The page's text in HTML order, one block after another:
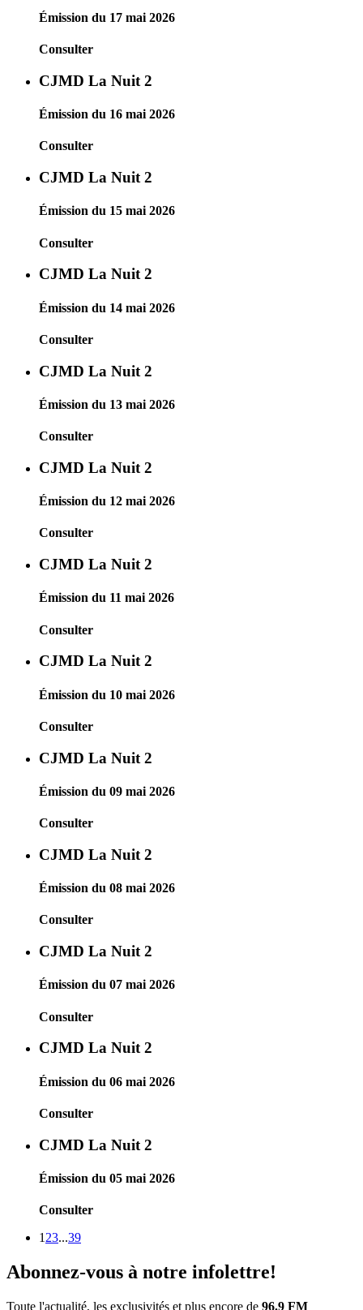
Émission du 17 mai 2026
Consulter
CJMD La Nuit 2
Émission du 16 mai 2026
Consulter
CJMD La Nuit 2
Émission du 15 mai 2026
Consulter
CJMD La Nuit 2
Émission du 14 mai 2026
Consulter
CJMD La Nuit 2
Émission du 13 mai 2026
Consulter
CJMD La Nuit 2
Émission du 12 mai 2026
Consulter
CJMD La Nuit 2
Émission du 11 mai 2026
Consulter
CJMD La Nuit 2
Émission du 10 mai 2026
Consulter
CJMD La Nuit 2
Émission du 09 mai 2026
Consulter
CJMD La Nuit 2
Émission du 08 mai 2026
Consulter
CJMD La Nuit 2
Émission du 07 mai 2026
Consulter
CJMD La Nuit 2
Émission du 06 mai 2026
Consulter
CJMD La Nuit 2
Émission du 05 mai 2026
Consulter
1 23...39
Abonnez-vous à notre infolettre!
Toute l'actualité, les exclusivités et plus encore de 96.9 FM